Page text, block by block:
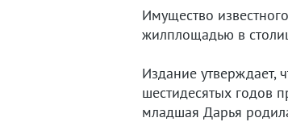
Имущество
жилплощадью в
Издание утверждает,
шестидесятых годов
младшая Дарья